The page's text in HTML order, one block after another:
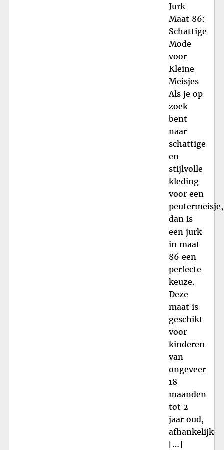
Jurk
Maat 86:
Schattige
Mode
voor
Kleine
Meisjes
Als je op
zoek
bent
naar
schattige
en
stijlvolle
kleding
voor een
peutermeisje,
dan is
een jurk
in maat
86 een
perfecte
keuze.
Deze
maat is
geschikt
voor
kinderen
van
ongeveer
18
maanden
tot 2
jaar oud,
afhankelijk
[…]